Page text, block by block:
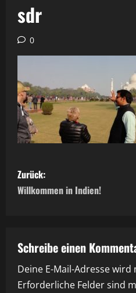
sdr
0
B
e
t
r
Zurück:
Willkommen in Indien!
Schreibe einen
Deine E-Mail-Adresse
Erforderliche Felder sind